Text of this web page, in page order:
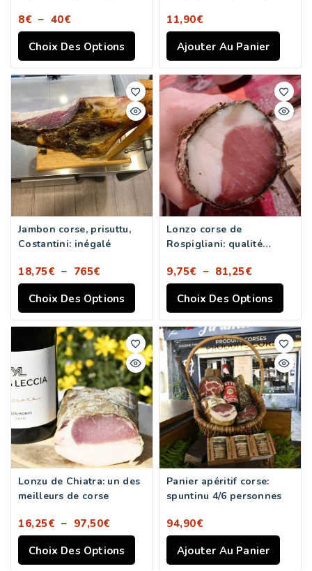
8€ – 40€
Choix Des Options
11,90€
Ajouter Au Panier
Jambon corse, prisuttu,
Costantini: inégalé
18,75€ – 765€
Choix Des Options
Lonzo corse de
Rospigliani: qualité
9,75€ – 81,25€
Choix Des Options
Lonzu de Chiatra: un des
meilleurs de corse
16,25€ – 97,50€
Choix Des Options
Panier apéritif corse:
spuntinu 4/6 personnes
94,90€
Ajouter Au Panier